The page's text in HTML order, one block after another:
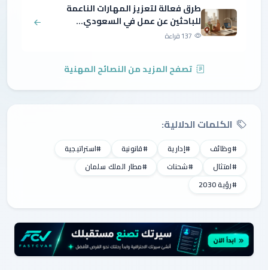
طرق فعالة لتعزيز المهارات الناعمة
للباحثين عن عمل في السعودي...
137 قراءة
تصفح المزيد من النصائح المهنية
الكلمات الدلالية:
#وظائف #إدارية #قانونية
#استراتيجية
#امتثال
#شحنات
#مطار الملك سلمان
#رؤية 2030